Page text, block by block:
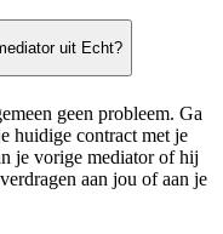
uit Echt?
geen probleem. Ga
huidige contract met je
je vorige mediator of hij
aan jou of aan je